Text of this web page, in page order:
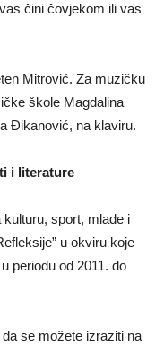
čini čovjekom ili vas
Mitrović. Za muzičku
škole Magdalina
Đikanović, na klaviru.
i literature
sport, mlade i
u okviru koje
periodu od 2011. do
se možete izraziti na